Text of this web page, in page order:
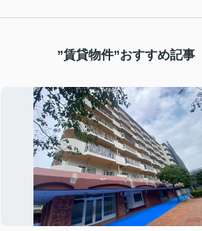
”賃貸物件”おすすめ記事